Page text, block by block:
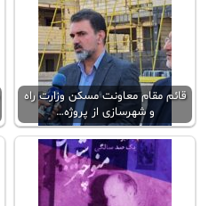
قائم مقام معاونت مسکن وزارت راه
و شهرسازی از پروژه…